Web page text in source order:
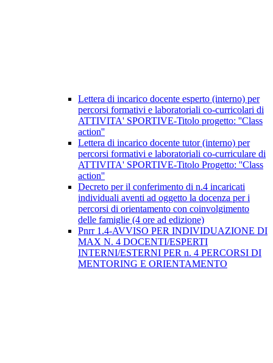
Lettera di incarico docente esperto (interno) per
percorsi formativi e laboratoriali co-curricolari di
ATTIVITA' SPORTIVE-Titolo progetto: ''Class
action''
Lettera di incarico docente tutor (interno) per
percorsi formativi e laboratoriali co-curriculare di
ATTIVITA' SPORTIVE-Titolo Progetto: ''Class
action''
Decreto per il conferimento di n.4 incaricati
individuali aventi ad oggetto la docenza per i
percorsi di orientamento con coinvolgimento
delle famiglie (4 ore ad edizione)
Pnrr 1.4-AVVISO PER INDIVIDUAZIONE DI
MAX N. 4 DOCENTI/ESPERTI
INTERNI/ESTERNI PER n. 4 PERCORSI DI
MENTORING E ORIENTAMENTO